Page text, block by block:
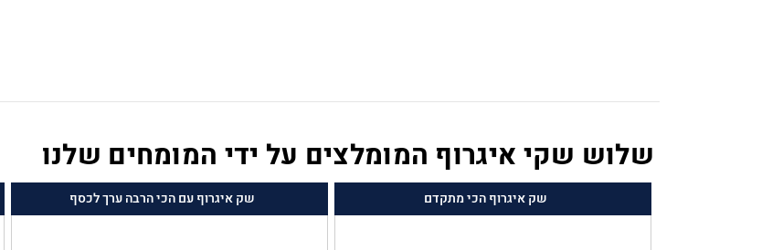
שלוש שקי איגרוף המומלצים על ידי המומחים שלנו
שק איגרוף הכי מתקדם שק איגרוף עם הכי הרבה ערך לכסף